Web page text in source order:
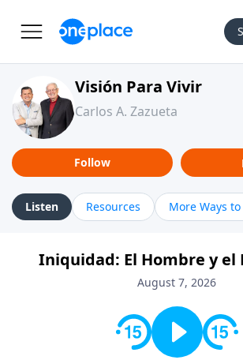
Visión Para Vivir
Carlos A. Zazueta
Follow
Listen Resources More Ways
Iniquidad: El Hombre y
August 7, 2026